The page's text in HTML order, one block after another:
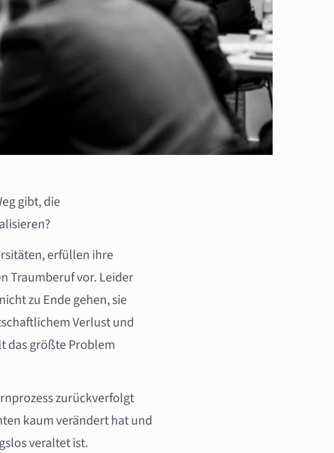
gibt, die
erfüllen ihre
Traumberuf vor. Leider
zu Ende gehen, sie
Verlust und
das größte Problem
zurückverfolgt
kaum verändert hat und
veraltet ist.